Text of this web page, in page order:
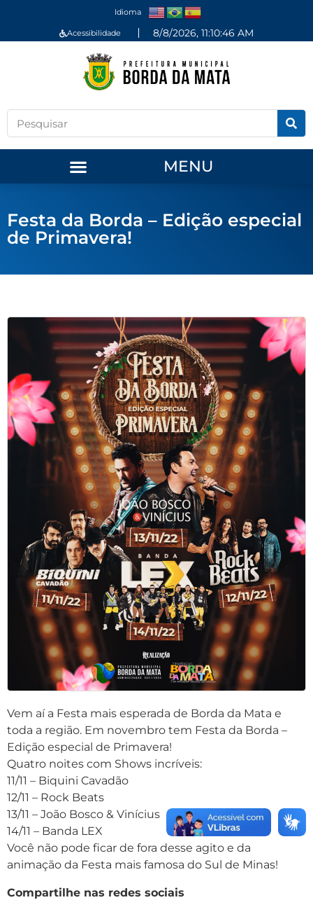
Idioma
Acessibilidade 8/8/2026, 11:10:46 AM
MENU
Festa da Borda – Edição especial
de Primavera!
Vem aí a Festa mais esperada de Borda da Mata e
toda a região. Em novembro tem Festa da Borda –
Edição especial de Primavera!
Quatro noites com Shows incríveis:
11/11 – Biquini Cavadão
12/11 – Rock Beats
13/11 – João Bosco & Vinícius
14/11 – Banda LEX
Você não pode ficar de fora desse agito e da
animação da Festa mais famosa do Sul de Minas!
Compartilhe nas redes sociais